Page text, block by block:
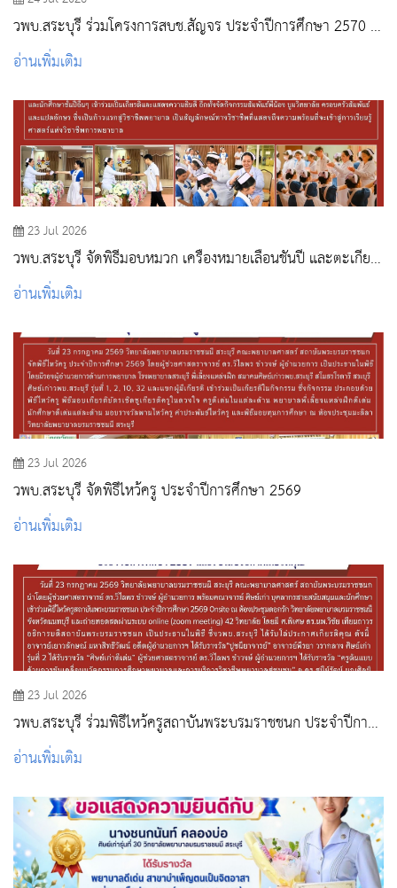
วพบ.สระบุรี ร่วมโครงการสบช.สัญจร ประจำปีการศึกษา 2570 ณ
วพบ.พระพุทธบาท
อ่านเพิ่มเติม
23 Jul 2026
วพบ.สระบุรี จัดพิธีมอบหมวก เครื่องหมายเลื่อนชั้นปี และตะเกียง
ประจำปีการศึกษา 2569
อ่านเพิ่มเติม
23 Jul 2026
วพบ.สระบุรี จัดพิธีไหว้ครู ประจำปีการศึกษา 2569
อ่านเพิ่มเติม
23 Jul 2026
วพบ.สระบุรี ร่วมพิธีไหว้ครูสถาบันพระบรมราชชนก ประจำปีการ
ศึกษา 2569 และรับโล่ประกาศเกียรติคุณ
อ่านเพิ่มเติม